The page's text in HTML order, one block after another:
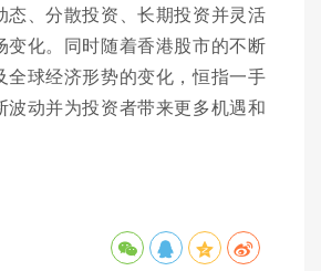
态、分散投资、长期投资并灵活
变化。同时随着香港股市的不断
全球经济形势的变化，恒指一手
波动并为投资者带来更多机遇和